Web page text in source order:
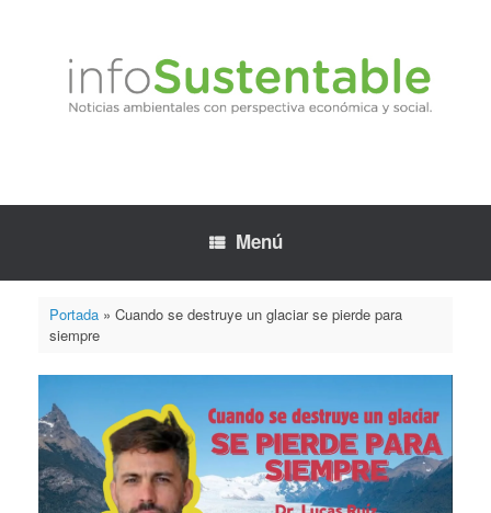
Menú
Portada» Cuando se destruye un glaciar se pierde para
siempre